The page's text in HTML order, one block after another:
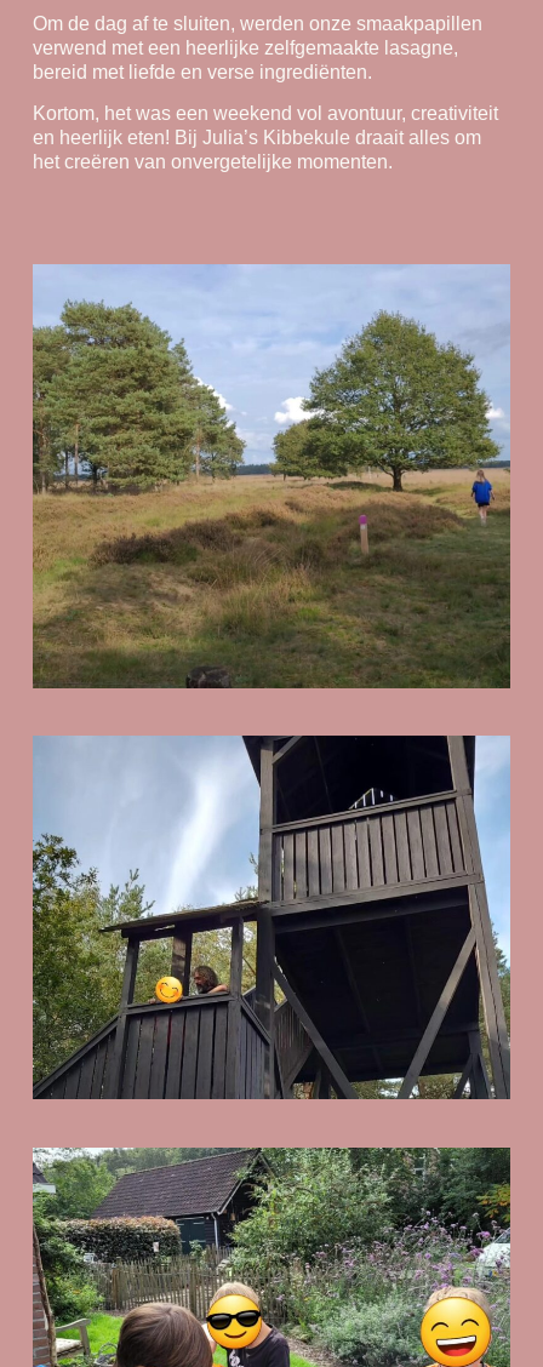
Om de dag af te sluiten, werden onze smaakpapillen
verwend met een heerlijke zelfgemaakte lasagne,
bereid met liefde en verse ingrediënten.
Kortom, het was een weekend vol avontuur, creativiteit
en heerlijk eten! Bij Julia’s Kibbekule draait alles om
het creëren van onvergetelijke momenten.